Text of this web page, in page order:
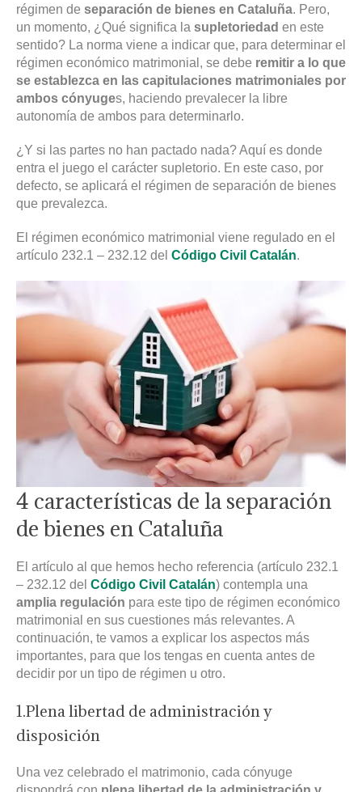
régimen de separación de bienes en Cataluña. Pero,
un momento, ¿Qué significa la supletoriedad en este
sentido? La norma viene a indicar que, para determinar el
régimen económico matrimonial, se debe remitir a lo que
se establezca en las capitulaciones matrimoniales por
ambos cónyuges, haciendo prevalecer la libre
autonomía de ambos para determinarlo.
¿Y si las partes no han pactado nada? Aquí es donde
entra el juego el carácter supletorio. En este caso, por
defecto, se aplicará el régimen de separación de bienes
que prevalezca.
El régimen económico matrimonial viene regulado en el
artículo 232.1 – 232.12 del Código Civil Catalán.
4 características de la separación
de bienes en Cataluña
El artículo al que hemos hecho referencia (artículo 232.1
– 232.12 del Código Civil Catalán) contempla una
amplia regulación para este tipo de régimen económico
matrimonial en sus cuestiones más relevantes. A
continuación, te vamos a explicar los aspectos más
importantes, para que los tengas en cuenta antes de
decidir por un tipo de régimen u otro.
1.Plena libertad de administración y
disposición
Una vez celebrado el matrimonio, cada cónyuge